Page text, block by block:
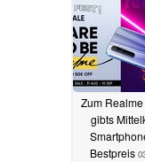
Zum
gibts
Bestpreis